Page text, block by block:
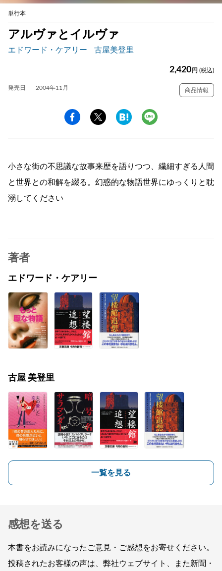
単行本
アルヴァとイルヴァ
エドワード・ケアリー 古屋美登里
2,420 円 (税込)
発売日 2004年11月 商品情報
小さな街の不思議な故事来歴を語りつつ、繊細すぎる人間
と世界との和解を綴る。幻惑的な物語世界にゆっくりと耽
溺してください
著者
エドワード・ケアリー
古屋 美登里
一覧を見る
感想を送る
本書をお読みになったご意見・ご感想をお寄せください。
投稿されたお客様の声は、弊社ウェブサイト、また新聞・